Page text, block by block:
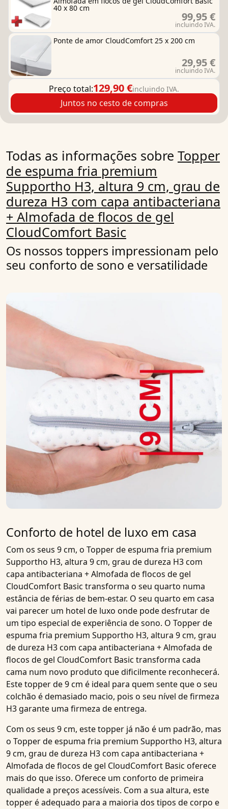
40 x 80 cm
99,95 €
incluindo IVA.
Ponte de amor CloudComfort 25 x 200 cm
29,95 €
incluindo IVA.
Preço total:129,90 €incluindo IVA.
Juntos no cesto de compras
Todas as informações sobre Topper
de espuma fria premium
Supportho H3, altura 9 cm, grau de
dureza H3 com capa antibacteriana
+ Almofada de flocos de gel
CloudComfort Basic
Os nossos toppers impressionam pelo
seu conforto de sono e versatilidade
Conforto de hotel de luxo em casa
Com os seus 9 cm, o Topper de espuma fria premium
Supportho H3, altura 9 cm, grau de dureza H3 com
capa antibacteriana + Almofada de flocos de gel
CloudComfort Basic transforma o seu quarto numa
estância de férias de bem-estar. O seu quarto em casa
vai parecer um hotel de luxo onde pode desfrutar de
um tipo especial de experiência de sono. O Topper de
espuma fria premium Supportho H3, altura 9 cm, grau
de dureza H3 com capa antibacteriana + Almofada de
flocos de gel CloudComfort Basic transforma cada
cama num novo produto que dificilmente reconhecerá.
Estetopper de 9 cm é ideal para quem sente queo seu
colchão é demasiado macio, pois o seu nível de firmeza
H3 garante uma firmeza de entrega.
Com os seus 9 cm, estetopper já não é um padrão, mas
o Topper de espuma fria premium Supportho H3, altura
9 cm, grau de dureza H3 com capa antibacteriana +
Almofada de flocos de gel CloudComfort Basic oferece
mais do que isso. Oferece um conforto de primeira
qualidade a preços acessíveis. Com a sua altura, este
topper é adequado para a maioria dos tipos de corpo e